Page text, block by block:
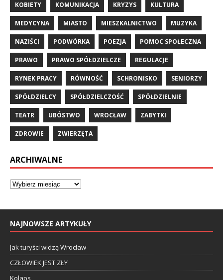
KOBIETY KOMUNIKACJA KRYZYS KULTURA
MEDYCYNA MIASTO MIESZKALNICTWO MUZYKA
NAZIŚCI PODWÓRKA POEZJA POMOC SPOŁECZNA
PRAWO PRAWO SPÓŁDZIELCZE REGULACJE
RYNEK PRACY RÓWNOŚĆ SCHRONISKO SENIORZY
SPÓŁDZIELCY SPÓŁDZIELCZOŚĆ SPÓŁDZIELNIE
TEATR UBÓSTWO WROCŁAW ZABYTKI
ZDROWIE ZWIERZĘTA
ARCHIWALNE
NAJNOWSZE ARTYKUŁY
Jak turyści widzą Wrocław
CZŁOWIEK JEST ZŁY
Kolaps